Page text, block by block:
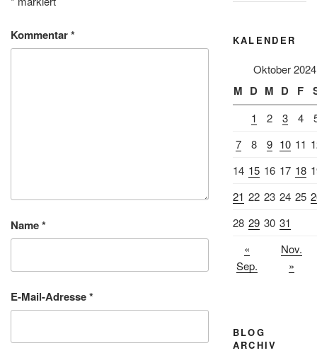
Kommentar*
Name*
E-Mail-Adresse*
KALENDER
Oktober 2024
M D M D F
1 2 3 4
7
8 9 10 11
14 15 16 17 18
21 22 23 24 25
28 29 30 31
«
Sep.
Nov.
»
BLOG
ARCHIV